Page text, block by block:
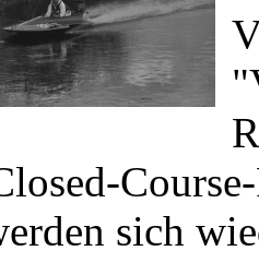
sich